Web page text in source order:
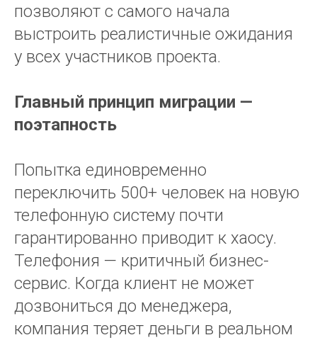
позволяют с самого начала
выстроить реалистичные ожидания
у всех участников проекта.
Главный принцип миграции —
поэтапность
Попытка единовременно
переключить 500+ человек на новую
телефонную систему почти
гарантированно приводит к хаосу.
Телефония — критичный бизнес-
сервис. Когда клиент не может
дозвониться до менеджера,
компания теряет деньги в реальном